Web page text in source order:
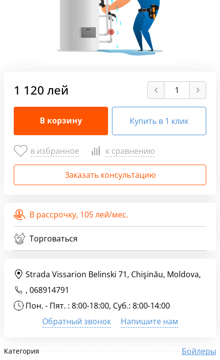
Категория Бойлеры
1 120 лей
В корзину Купить в 1 клик
в избранное к сравнению
Заказать консультацию
В рассрочку, 105 лей/мес.
Торговаться
Strada Vissarion Belinski 71, Chişinău, Moldova,
, 068914791
Пон. - Пят. : 8:00-18:00, Суб.: 8:00-14:00
Обратный звонок
Напишите нам